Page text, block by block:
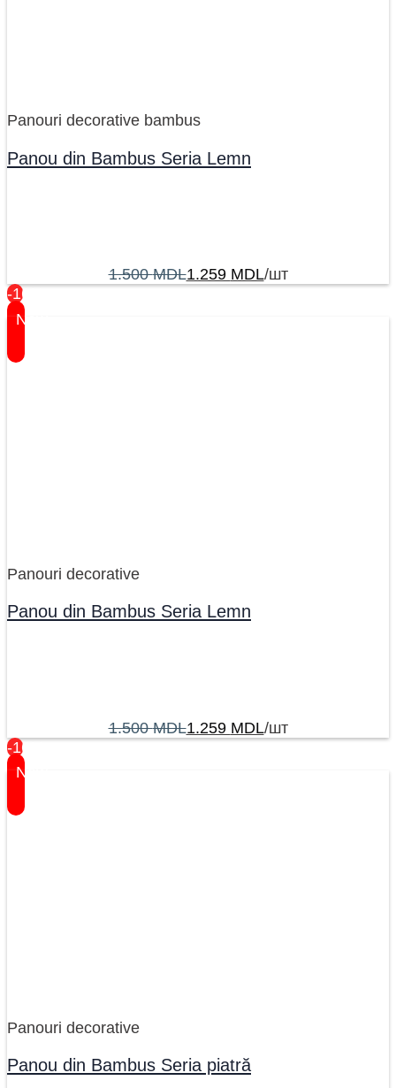
Panouri decorative bambus
Panou din Bambus Seria Lemn
1.500MDL1.259 MDL/шт
-16%
New
Panouri decorative
Panou din Bambus Seria Lemn
1.500MDL1.259 MDL/шт
-16%
New
Panouri decorative
Panou din Bambus Seria piatră